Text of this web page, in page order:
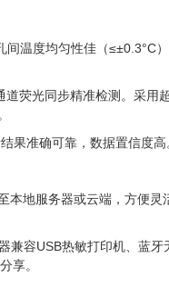
温度均匀性佳（≤±0.3°C
荧光同步精准检测。采用
果准确可靠，数据置信度高
本地服务器或云端，方便灵
兼容USB热敏打印机、蓝牙
享。